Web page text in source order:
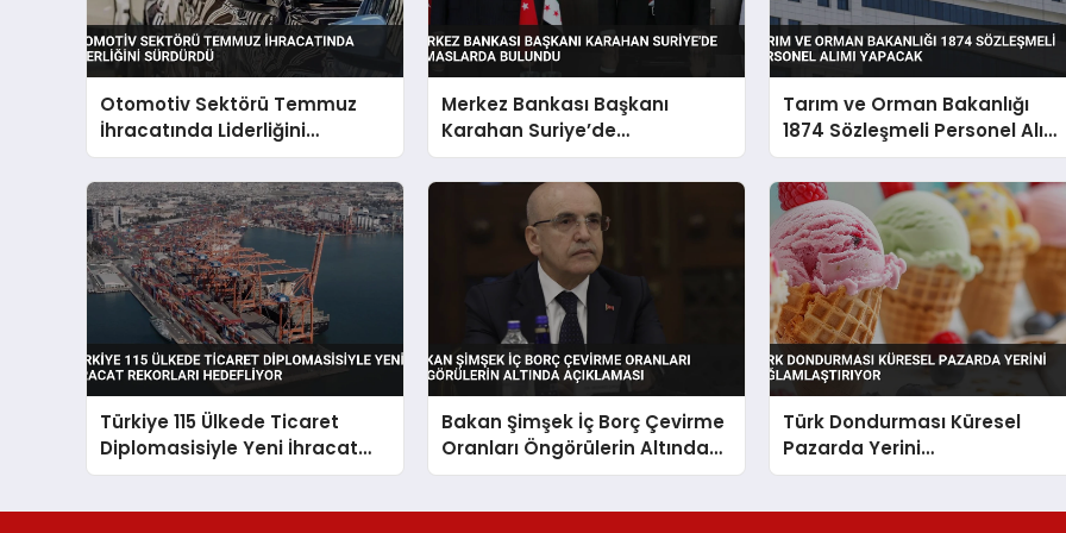
Otomotiv Sektörü Temmuz
İhracatında Liderliğini
Sürdürdü
Merkez Bankası Başkanı
Karahan Suriye’de
Temaslarda Bulundu
Tarım ve Orman Bakanlığı
1874 Sözleşmeli Personel
Yapacak
Türkiye 115 Ülkede Ticaret
Diplomasisiyle Yeni İhracat
Rekorları Hedefliyor
Bakan Şimşek İç Borç Çevirme
Oranları Öngörülerin Altında
Açıklaması
Türk Dondurması Küresel
Pazarda Yerini
Sağlamlaştırıyor